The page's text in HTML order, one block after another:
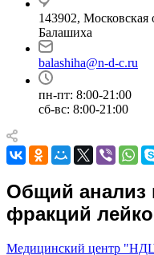
143902, Московская
Балашиха
balashiha@n-d-c.ru
пн-пт: 8:00-21:00
сб-вс: 8:00-21:00
Общий анализ
фракций
Медицинский центр